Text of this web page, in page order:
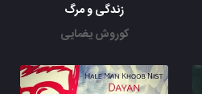
زندگی و مرگ
کوروش یغمایی